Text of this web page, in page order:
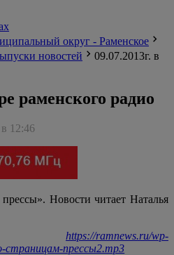
округ - Раменское
новостей
09.07.2013г. в
раменского радио
12:46
Новости читает Наталья
https://ramnews.ru/wp-
страницам-прессы2.mp3